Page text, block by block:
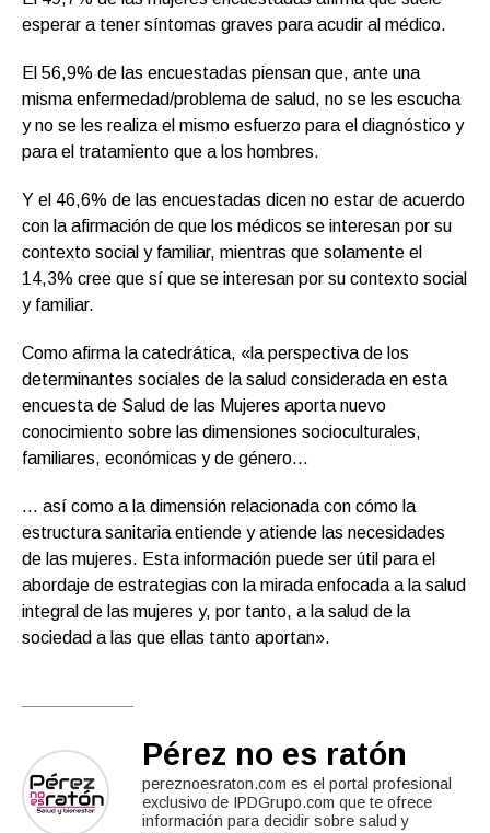
esperar a tener síntomas graves para acudir al médico.
El 56,9% de las encuestadas piensan que, ante una
misma enfermedad/problema de salud, no se les escucha
y no se les realiza el mismo esfuerzo para el diagnóstico y
para el tratamiento que a los hombres.
Y el 46,6% de las encuestadas dicen no estar de acuerdo
con la afirmación de que los médicos se interesan por su
contexto social y familiar, mientras que solamente el
14,3% cree que sí que se interesan por su contexto social
y familiar.
Como afirma la catedrática, «la perspectiva de los
determinantes sociales de la salud considerada en esta
encuesta de Salud de las Mujeres aporta nuevo
conocimiento sobre las dimensiones socioculturales,
familiares, económicas y de género…
… así como a la dimensión relacionada con cómo la
estructura sanitaria entiende y atiende las necesidades
de las mujeres. Esta información puede ser útil para el
abordaje de estrategias con la mirada enfocada a la salud
integral de las mujeres y, por tanto, a la salud de la
sociedad a las que ellas tanto aportan».
Pérez no es ratón
pereznoesraton.com es el portal profesional
exclusivo de IPDGrupo.com que te ofrece
información para decidir sobre salud y